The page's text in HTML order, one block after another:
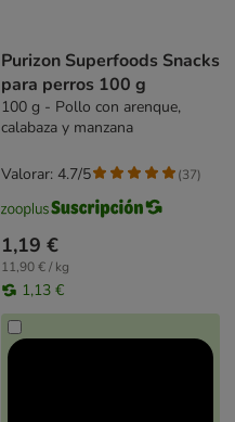
Purizon Superfoods Snacks
para perros 100 g
100 g - Pollo con arenque,
calabaza y manzana
1,19 €
11,90 € / kg
1,13 €
Valorar: 4.7/5 (37)